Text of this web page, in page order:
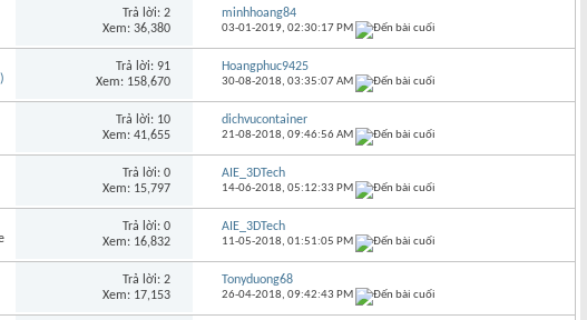
Trả lời: 2
Xem: 36,380
minhhoang84
03-01-2019,02:30:17 PM
Trả lời: 91
Xem: 158,670
Hoangphuc9425
30-08-2018,03:35:07 AM
Trả lời: 10
Xem: 41,655
dichvucontainer
21-08-2018,09:46:56 AM
Trả lời: 0
Xem: 15,797
AIE_3DTech
14-06-2018,05:12:33 PM
Trả lời: 0
Xem: 16,832
AIE_3DTech
11-05-2018,01:51:05 PM
Trả lời: 2
Xem: 17,153
Tonyduong68
26-04-2018,09:42:43 PM